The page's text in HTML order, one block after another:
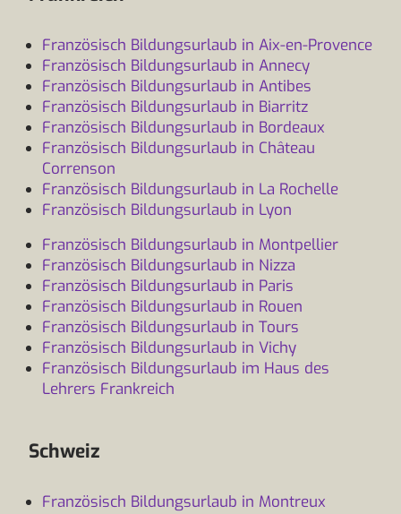
Französisch Bildungsurlaub in Aix-en-Provence
Französisch Bildungsurlaub in Annecy
Französisch Bildungsurlaub in Antibes
Französisch Bildungsurlaub in Biarritz
Französisch Bildungsurlaub in Bordeaux
Französisch Bildungsurlaub in Château
Correnson
Französisch Bildungsurlaub in La Rochelle
Französisch Bildungsurlaub in Lyon
Französisch Bildungsurlaub in Montpellier
Französisch Bildungsurlaub in Nizza
Französisch Bildungsurlaub in Paris
Französisch Bildungsurlaub in Rouen
Französisch Bildungsurlaub in Tours
Französisch Bildungsurlaub in Vichy
Französisch Bildungsurlaub im Haus des
Lehrers Frankreich
Schweiz
Französisch Bildungsurlaub in Montreux